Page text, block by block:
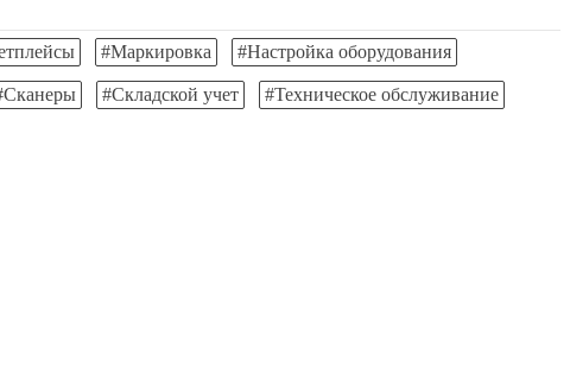
#Маркировка #Настройка оборудования
#Складской учет #Техническое обслуживание